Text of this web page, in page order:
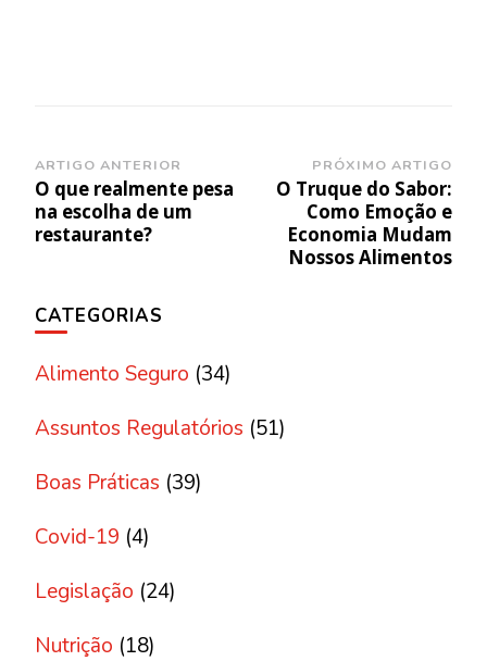
Navegação
de
post
ARTIGO ANTERIOR
O que realmente pesa
na escolha de um
restaurante?
PRÓXIMO ARTIGO
O Truque do Sabor:
Como Emoção e
Economia Mudam
Nossos Alimentos
CATEGORIAS
Alimento Seguro (34)
Assuntos Regulatórios (51)
Boas Práticas (39)
Covid-19 (4)
Legislação (24)
Nutrição (18)